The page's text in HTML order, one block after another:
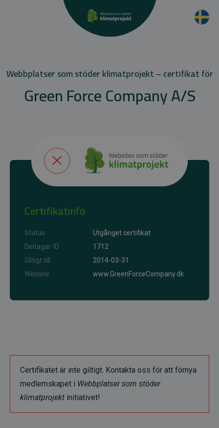
Webbplatser som stöder klimatprojekt – certifikat för
Green Force Company A/S
Certifikatinfo
Status
Utgånget certifikat
Deltagar-ID
1712
Giltigt till
2014-03-31
Website
www.GreenForceCompany.dk
Certifikatet är inte giltigt. Kontakta oss för att förnya
medlemskapet i Webbplatser som stöder
klimatprojekt initiativet!